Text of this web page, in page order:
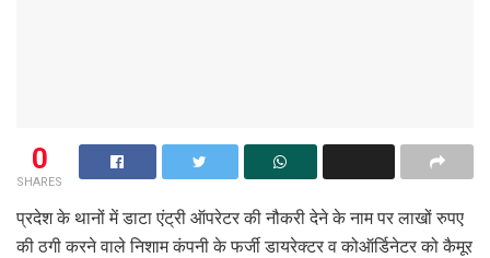
0
SHARES
प्रदेश के थानों में डाटा एंट्री ऑपरेटर की नौकरी देने के नाम पर लाखों रुपए
की ठगी करने वाले निशाम कंपनी के फर्जी डायरेक्टर व कोऑर्डिनेटर को कैमूर